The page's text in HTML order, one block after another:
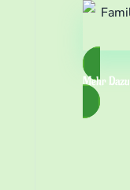
Mehr Dazu